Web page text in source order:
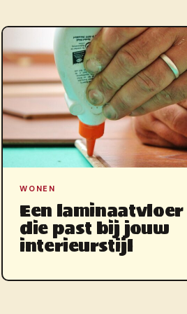
WONEN
Een
die past bij jouw
interieurstijl